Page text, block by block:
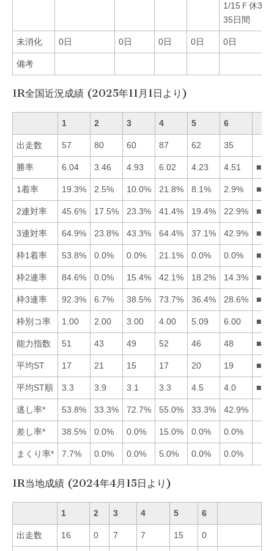
1/15Ｆ休30
35日間
未消化 0日 0日 0日 0日 0日
備考
1R全国近況成績 (2025年11月1日より)
1 2 3 4 5 6
出走数 57 80 60 87 62 35
勝率 6.04 3.46 4.93 6.02 4.23 4.51
1着率 19.3% 2.5% 10.0% 21.8% 8.1% 2.9%
2連対率 45.6% 17.5% 23.3% 41.4% 19.4% 22.9%
3連対率 64.9% 23.8% 43.3% 64.4% 37.1% 42.9%
枠1着率 53.8% 0.0% 0.0% 21.1% 0.0% 0.0%
枠2連率 84.6% 0.0% 15.4% 42.1% 18.2% 14.3%
枠3連率 92.3% 6.7% 38.5% 73.7% 36.4% 28.6%
枠別コ率 1.00 2.00 3.00 4.00 5.09 6.00
能力指数 51 43 49 52 46 48
平均ST 17 21 15 17 20 19
平均ST順 3.3 3.9 3.1 3.3 4.5 4.0
逃し率* 53.8% 33.3% 72.7% 55.0% 33.3% 42.9%
差し率* 38.5% 0.0% 0.0% 15.0% 0.0% 0.0%
まくり率* 7.7% 0.0% 0.0% 5.0% 0.0% 0.0%
1R当地成績 (2024年4月15日より)
1 2 3 4 5 6
出走数 16 0 7 7 15 0